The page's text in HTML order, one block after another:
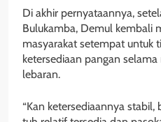
Di akhir pernyataannya,
Bulukamba, Demul kembali
masyarakat setempat untuk
ketersediaan pangan
lebaran.
“Kan ketersediaannya stabil,